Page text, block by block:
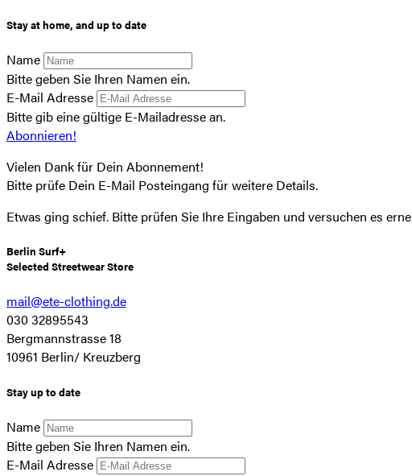
Stay at home, and up to date
Name
Bitte geben Sie Ihren Namen ein.
E-Mail Adresse
Bitte gib eine gültige E-Mailadresse an.
Abonnieren!
Vielen Dank für Dein Abonnement!
Bitte prüfe Dein E-Mail Posteingang für weitere Details.
Etwas ging schief. Bitte prüfen Sie Ihre Eingaben und versuchen es
Berlin Surf+
Selected Streetwear Store
mail@ete-clothing.de
030 32895543
Bergmannstrasse 18
10961 Berlin/ Kreuzberg
Stay up to date
Name
Bitte geben Sie Ihren Namen ein.
E-Mail Adresse